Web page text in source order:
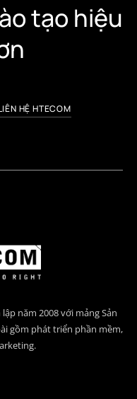
tạo hiệu
HỆ HTECOM
năm 2008 với mảng Sản
gồm phát triển phần mềm,